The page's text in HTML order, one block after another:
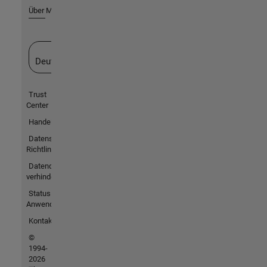
Über MathWorks
Deutschland
Trust
Center
Handelsmarken
Datenschutz-
Richtlinien
Datendiebstahl
verhindern
Status von
Anwendungen
Kontakt
©
1994-
2026